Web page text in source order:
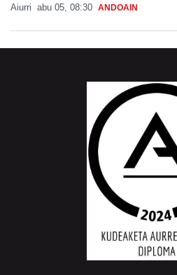
Aiurri abu 05, 08:30 ANDOAIN